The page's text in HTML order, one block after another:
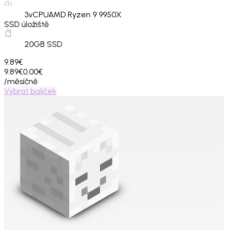
3vCPUAMD Ryzen 9 9950X
SSD úložiště
20GB SSD
9.89€
9.89€0.00€
/měsíčně
Vybrat balíček